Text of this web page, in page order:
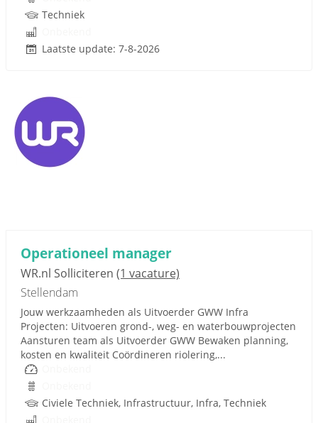
Techniek
Laatste update: 7-8-2026
Operationeel manager
WR.nl Solliciteren (1 vacature)
Stellendam
Jouw werkzaamheden als Uitvoerder GWW Infra
Projecten: Uitvoeren grond-, weg- en waterbouwprojecten
Aansturen team als Uitvoerder GWW Bewaken planning,
kosten en kwaliteit Coördineren riolering,...
Civiele Techniek, Infrastructuur, Infra, Techniek